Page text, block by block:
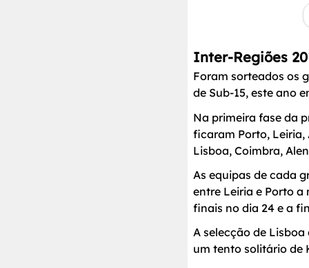
Inter-Regiões
Foram sorteados os
de Sub-15, este ano
Na primeira fase da
ficaram Porto, Leiria,
Lisboa, Coimbra,
As equipas de cada
entre Leiria e Porto
finais no dia 24 e a
A selecção de
um tento solitário de